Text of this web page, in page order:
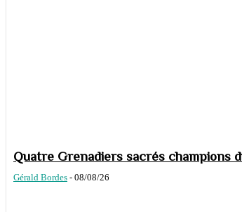
Quatre Grenadiers sacrés champions
Gérald Bordes - 08/08/26